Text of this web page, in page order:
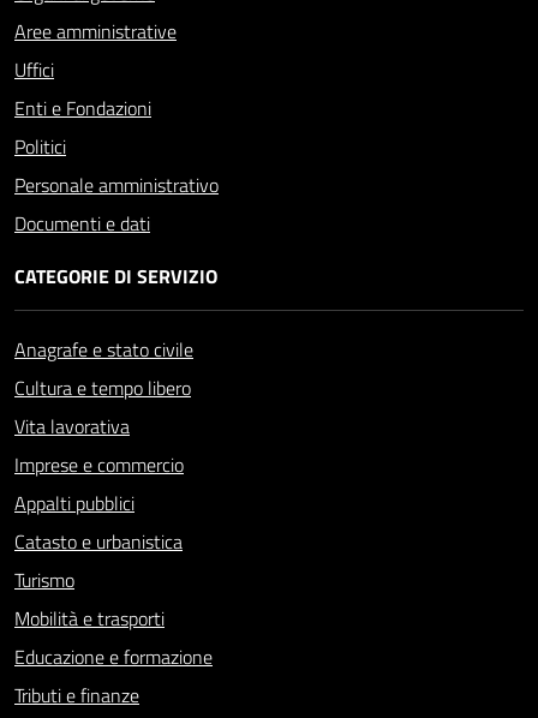
Aree amministrative
Uffici
Enti e Fondazioni
Politici
Personale amministrativo
Documenti e dati
CATEGORIE DI SERVIZIO
Anagrafe e stato civile
Cultura e tempo libero
Vita lavorativa
Imprese e commercio
Appalti pubblici
Catasto e urbanistica
Turismo
Mobilità e trasporti
Educazione e formazione
Tributi e finanze